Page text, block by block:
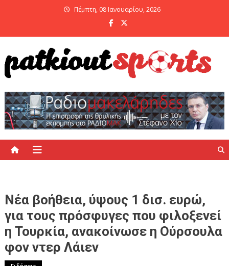
Πέμπτη, 08 Ιανουαρίου, 2026
Νέα βοήθεια, ύψους 1 δισ. ευρώ,
για τους πρόσφυγες που φιλοξενεί
η Τουρκία, ανακοίνωσε η Ούρσουλα
φον ντερ Λάιεν